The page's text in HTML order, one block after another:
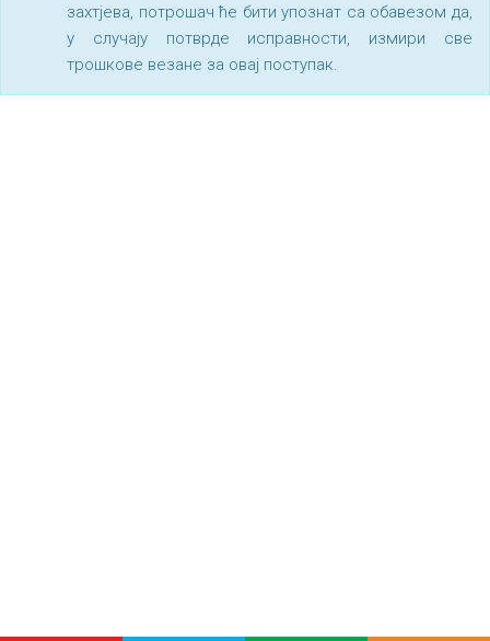
захтјева, потрошач ће бити упознат са обавезом да,
у случају потврде исправности, измири све
трошкове везане за овај поступак.